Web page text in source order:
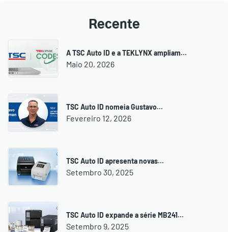
Recente
A TSC Auto ID e a TEKLYNX ampliam…
Maio 20, 2026
TSC Auto ID nomeia Gustavo…
Fevereiro 12, 2026
TSC Auto ID apresenta novas…
Setembro 30, 2025
TSC Auto ID expande a série MB241…
Setembro 9, 2025